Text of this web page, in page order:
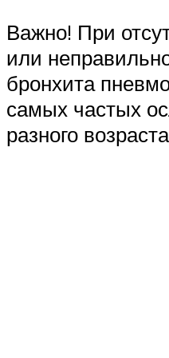
Важно! При
или
бронхита
самых частых
разного возраста